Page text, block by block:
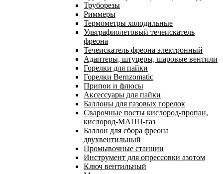
Труборезы
Риммеры
Термометры холодильные
Ультрафиолетовый течеискатель
фреона
Течеискатель фреона электронный
Адаптеры, штуцеры, шаровые вентили
Горелки для пайки
Горелки Bernzomatic
Припои и флюсы
Аксессуары для пайки
Баллоны для газовых горелок
Сварочные посты кислород-пропан,
кислород-МАПП-газ
Баллон для сбора фреона
двухвентильный
Промывочные станции
Инструмент для опрессовки азотом
Ключ вентильный